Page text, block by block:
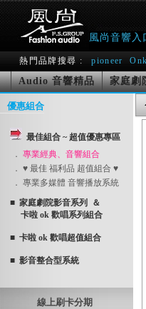
風尚音響入
熱門品牌搜尋 : pioneer
Audio 音響精品 家庭劇
優惠組合
最佳組合 ~ 超值優惠專區
． 專業經典、音響組合
． ♥ 最佳 福利品 超值組合 ♥
． 專業多媒體 音響播放系統
■ 家庭劇院影音系列 ＆
卡啦 ok 歡唱系列組合
■ 卡啦 ok 歡唱超值組合
■ 影音整合型系統
線上刷卡分期